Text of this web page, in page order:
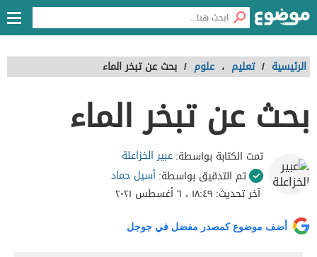
الرئيسية / تعليم ، علوم / بحث عن تبخر الماء
بحث عن تبخر الماء
تمت الكتابة بواسطة:عبير الخزاعلة
تم التدقيق بواسطة:أسيل حماد
آخر تحديث: ١٨:٤٩ ، ٦ أغسطس ٢٠٢١
أضف موضوع كمصدر مفضل في جوجل